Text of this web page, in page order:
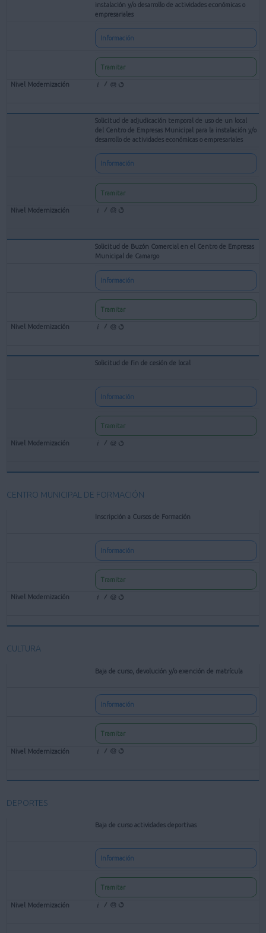
instalación y/o desarrollo de actividades económicas o
empresariales
Información
Tramitar
Solicitud de adjudicación temporal de uso de un local
del Centro de Empresas Municipal para la instalación y/o
desarrollo de actividades económicas o empresariales
Información
Tramitar
Solicitud de Buzón Comercial en el Centro de Empresas
Municipal de Camargo
Información
Tramitar
Solicitud de fin de cesión de local
Información
Tramitar
CENTRO MUNICIPAL DE FORMACIÓN
Inscripción a Cursos de Formación
Información
Tramitar
CULTURA
Baja de curso, devolución y/o exención de matrícula
Información
Tramitar
DEPORTES
Baja de curso actividades deportivas
Información
Tramitar